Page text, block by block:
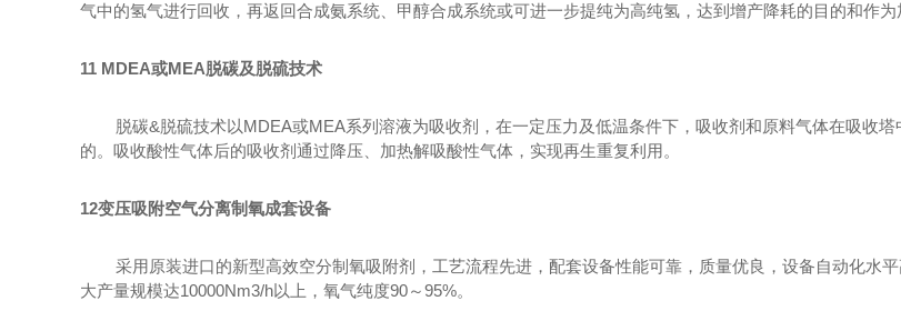
气中的氢气进行回收，再返回合成氨系统、甲醇合成系统或可进一步提纯为高纯氢，达到增产降耗的目的和作
11 MDEA或MEA脱碳及脱硫技术
脱碳&脱硫技术以MDEA或MEA系列溶液为吸收剂，在一定压力及低温条件下，吸收剂和原料气体在吸收
的。吸收酸性气体后的吸收剂通过降压、加热解吸酸性气体，实现再生重复利用。
12变压吸附空气分离制氧成套设备
采用原装进口的新型高效空分制氧吸附剂，工艺流程先进，配套设备性能可靠，质量优良，设备自动化水
大产量规模达10000Nm3/h以上，氧气纯度90～95%。